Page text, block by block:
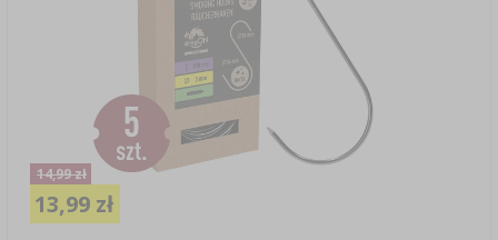
14,99 zł
13,99 zł